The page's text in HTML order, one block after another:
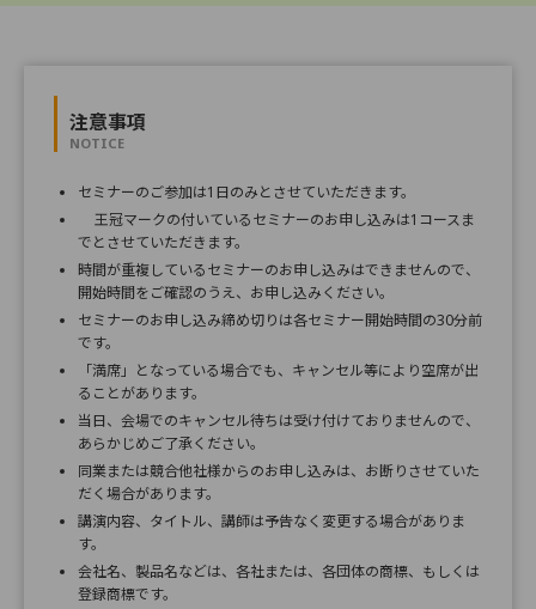
注意事項
NOTICE
セミナーのご参加は1日のみとさせていただきます。
王冠マークの付いているセミナーのお申し込みは1コースま
でとさせていただきます。
時間が重複しているセミナーのお申し込みはできませんので、
開始時間をご確認のうえ、お申し込みください。
セミナーのお申し込み締め切りは各セミナー開始時間の30分前
です。
「満席」となっている場合でも、キャンセル等により空席が出
ることがあります。
当日、会場でのキャンセル待ちは受け付けておりませんので、
あらかじめご了承ください。
同業または競合他社様からのお申し込みは、お断りさせていた
だく場合があります。
講演内容、タイトル、講師は予告なく変更する場合がありま
す。
会社名、製品名などは、各社または、各団体の商標、もしくは
登録商標です。